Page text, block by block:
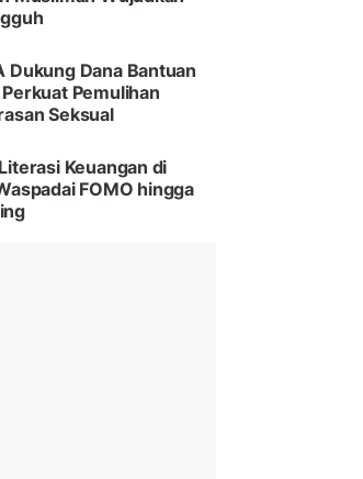
Dukung Dana Bantuan
Perkuat Pemulihan
Seksual
Keuangan di
FOMO hingga